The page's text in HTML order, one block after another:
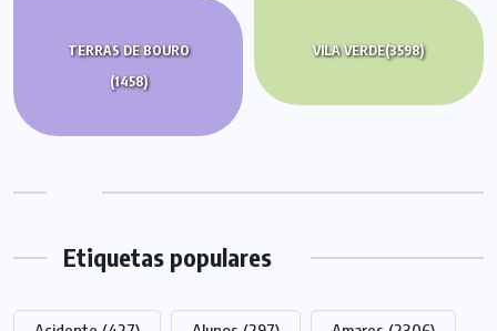
TERRAS DE BOURO
(1458)
VILA VERDE(3598)
Etiquetas populares